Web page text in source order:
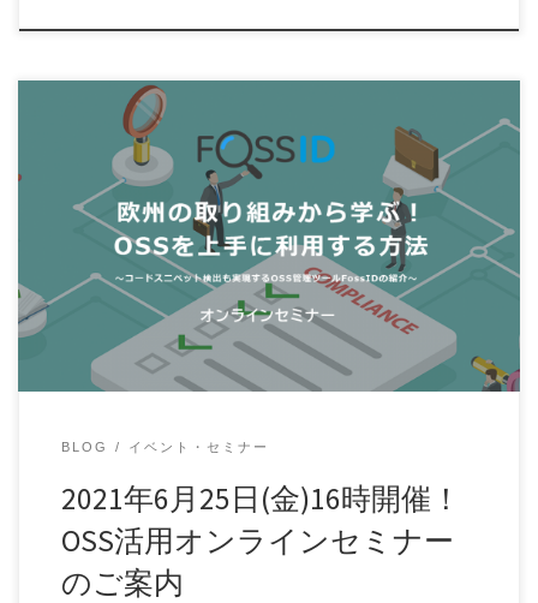
オープンソースソフトウェア(OSS)利用のリスク対策、お困
りありませんか？ ソフトウェア開発において […]
BLOG イベント・セミナー
2021年6月25日(金)16時開催！
OSS活用オンラインセミナー
のご案内